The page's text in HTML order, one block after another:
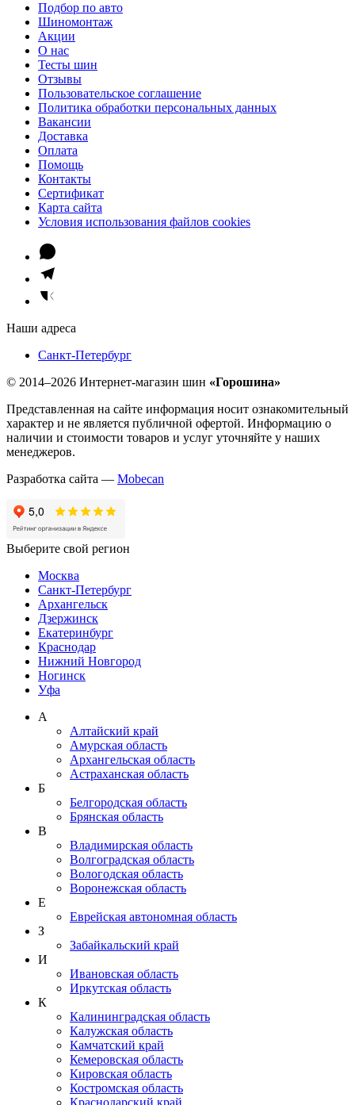
Подбор по авто
Шиномонтаж
Акции
О нас
Тесты шин
Отзывы
Пользовательское соглашение
Политика обработки персональных данных
Вакансии
Доставка
Оплата
Помощь
Контакты
Сертификат
Карта сайта
Условия использования файлов cookies
Наши адреса
Санкт-Петербург
© 2014–2026 Интернет-магазин шин «Горошина»
Представленная на сайте информация носит ознакомительный
характер и не является публичной офертой. Информацию о
наличии и стоимости товаров и услуг уточняйте у наших
менеджеров.
Разработка сайта — Mobecan
Выберите свой регион
Москва
Санкт-Петербург
Архангельск
Дзержинск
Екатеринбург
Краснодар
Нижний Новгород
Ногинск
Уфа
А
Алтайский край
Амурская область
Архангельская область
Астраханская область
Б
Белгородская область
Брянская область
В
Владимирская область
Волгоградская область
Вологодская область
Воронежская область
Е
Еврейская автономная область
З
Забайкальский край
И
Ивановская область
Иркутская область
К
Калининградская область
Калужская область
Камчатский край
Кемеровская область
Кировская область
Костромская область
Краснодарский край